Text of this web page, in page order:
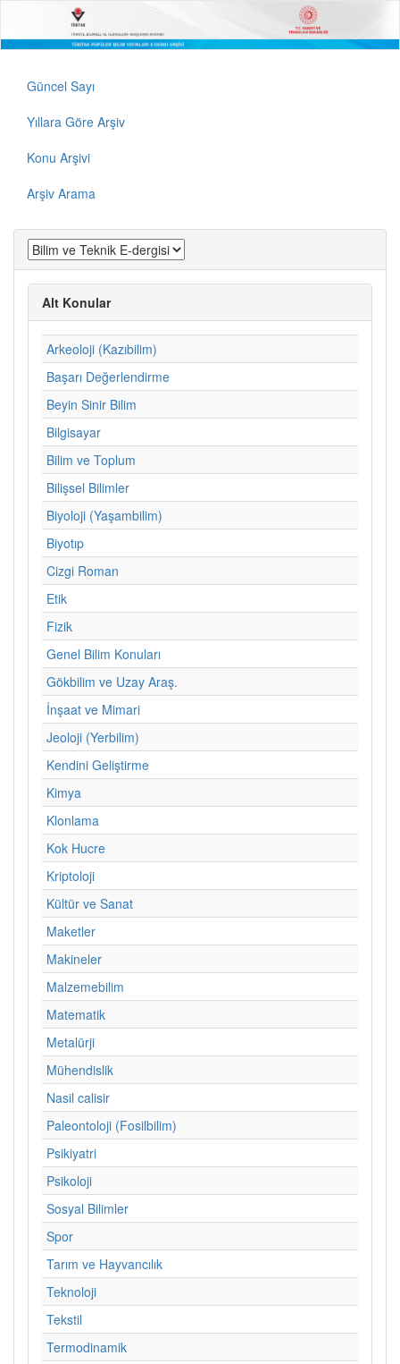
Güncel Sayı
Yıllara Göre Arşiv
Konu Arşivi
Arşiv Arama
Alt Konular
Arkeoloji (Kazıbilim)
Başarı Değerlendirme
Beyin Sinir Bilim
Bilgisayar
Bilim ve Toplum
Bilişsel Bilimler
Biyoloji (Yaşambilim)
Biyotıp
Cizgi Roman
Etik
Fizik
Genel Bilim Konuları
Gökbilim ve Uzay Araş.
İnşaat ve Mimari
Jeoloji (Yerbilim)
Kendini Geliştirme
Kimya
Klonlama
Kok Hucre
Kriptoloji
Kültür ve Sanat
Maketler
Makineler
Malzemebilim
Matematik
Metalürji
Mühendislik
Nasil calisir
Paleontoloji (Fosilbilim)
Psikiyatri
Psikoloji
Sosyal Bilimler
Spor
Tarım ve Hayvancılık
Teknoloji
Tekstil
Termodinamik